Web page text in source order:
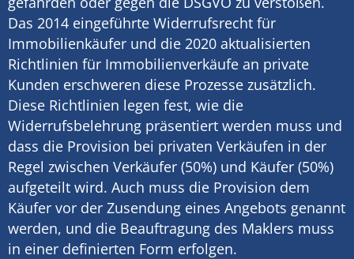
Das 2014 eingeführte Widerrufsrecht für
Immobilienkäufer und die 2020 aktualisierten
Richtlinien für Immobilienverkäufe an private
Kunden erschweren diese Prozesse zusätzlich.
Diese Richtlinien legen fest, wie die
Widerrufsbelehrung präsentiert werden muss und
dass die Provision bei privaten Verkäufen in der
Regel zwischen Verkäufer (50%) und Käufer (50%)
aufgeteilt wird. Auch muss die Provision dem
Käufer vor der Zusendung eines Angebots genannt
werden, und die Beauftragung des Maklers muss
in einer definierten Form erfolgen.